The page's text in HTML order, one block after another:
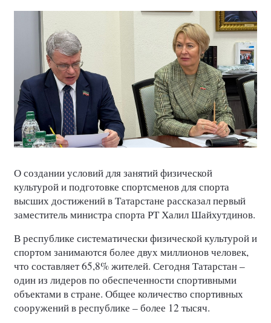
О создании условий для занятий физической
культурой и подготовке спортсменов для спорта
высших достижений в Татарстане рассказал первый
заместитель министра спорта РТ Халил Шайхутдинов.
В республике систематически физической культурой и
спортом занимаются более двух миллионов человек,
что составляет 65,8% жителей. Сегодня Татарстан –
один из лидеров по обеспеченности спортивными
объектами в стране. Общее количество спортивных
сооружений в республике – более 12 тысяч.